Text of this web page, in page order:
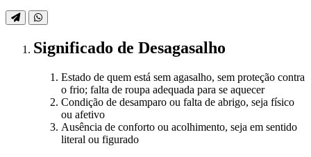
Significado de Desagasalho
Estado de quem está sem agasalho, sem proteção contra
o frio; falta de roupa adequada para se aquecer
Condição de desamparo ou falta de abrigo, seja físico
ou afetivo
Ausência de conforto ou acolhimento, seja em sentido
literal ou figurado